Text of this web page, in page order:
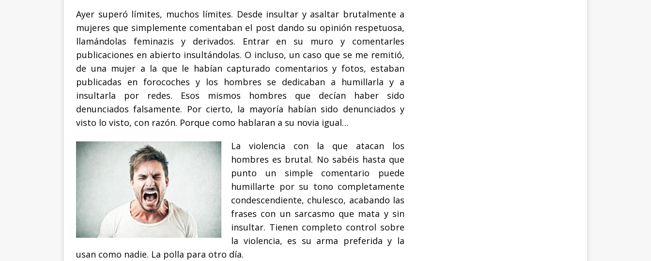
Ayer superó límites, muchos límites. Desde insultar y asaltar brutalmente a
mujeres que simplemente comentaban el post dando su opinión respetuosa,
llamándolas feminazis y derivados. Entrar en su muro y comentarles
publicaciones en abierto insultándolas. O incluso, un caso que se me remitió,
de una mujer a la que le habían capturado comentarios y fotos, estaban
publicadas en forocoches y los hombres se dedicaban a humillarla y a
insultarla por redes. Esos mismos hombres que decían haber sido
denunciados falsamente. Por cierto, la mayoría habían sido denunciados y
visto lo visto, con razón. Porque como hablaran a su novia igual…
La violencia con la que atacan los
hombres es brutal. No sabéis hasta que
punto un simple comentario puede
humillarte por su tono completamente
condescendiente, chulesco, acabando las
frases con un sarcasmo que mata y sin
insultar. Tienen completo control sobre
la violencia, es su arma preferida y la
usan como nadie. La polla para otro día.